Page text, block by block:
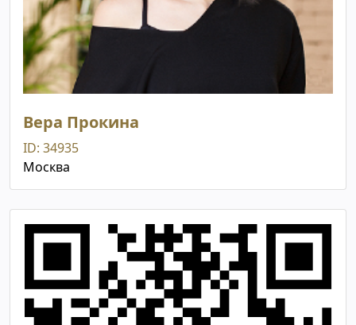
Вера Прокина
ID: 34935
Москва